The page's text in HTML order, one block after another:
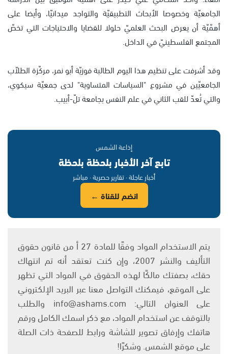
الجامعيّة وخصوصا الأبحاث التطبيقيّة والتواجد ميدانيّا، وأيضا على
أهمّيّة أن يعرض البحث العلميّ حلولا للقضايا والاحتياجات التي تخصّ
المجتمع الفلسطينيّ في الداخل.
وقد أشرفت على تنظيم هذا اليوم الطالبة فوزيّة أبو نمر، مركّزة الطلاّب
الجامعيّين في مشروع "السياسات المتساوية" لدى جمعيّة سيكوي،
والتي تُعدّ للقب الثاني في علم النفس بجامعة تلّ-أبيب.
إذاعة الشمس
تابع آخر الأخبار بلحظة بلحظة
أخبار عاجلة · تقارير حصرية · مباشر
انضم للقناة ←
يتم الاستخدام المواد وفقًا للمادة 27 أ من قانون حقوق
التأليف والنشر 2007، وإن كنت تعتقد أنه تم انتهاك
حقك، بصفتك مالكًا لهذه الحقوق في المواد التي تظهر
على الموقع، فيمكنك التواصل معنا عبر البريد الإلكتروني
على العنوان التالي: info@ashams.com والطلب
بالتوقف عن استخدام المواد، مع ذكر اسمك الكامل ورقم
هاتفك وإرفاق تصوير للشاشة ورابط للصفحة ذات الصلة
على موقع الشمس. وشكرًا!